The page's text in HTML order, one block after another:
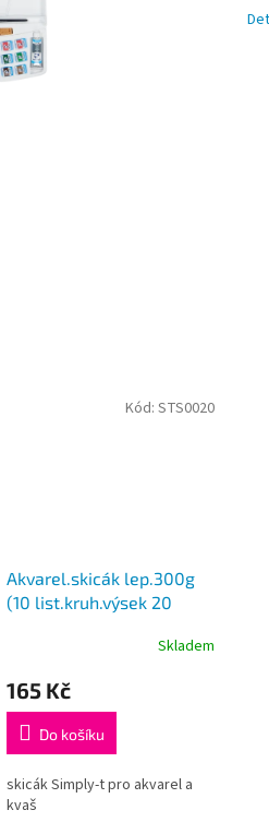
Akvarel.skicák lep.300g
(10 list.kruh.výsek 20
Skladem
165 Kč
Do košíku
skicák Simply-t pro akvarel a
kvaš
Kód: STS0020